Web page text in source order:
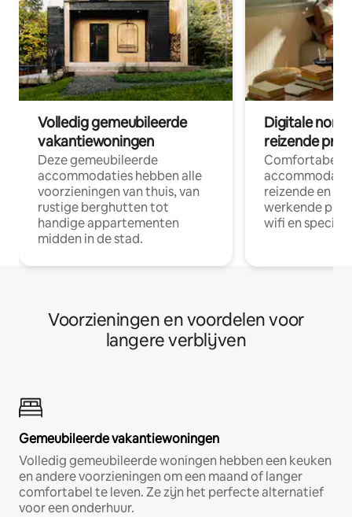
Volledig gemeubileerde
vakantiewoningen
Deze gemeubileerde
accommodaties hebben alle
voorzieningen van thuis, van
rustige berghutten tot
handige appartementen
midden in de stad.
Digitale
reizende
Comfortabele
reizende en
werkende
wifi en
Voorzieningen en voordelen voor
langere verblijven
Gemeubileerde vakantiewoningen
Volledig gemeubileerde woningen hebben een keuken
en andere voorzieningen om een maand of langer
comfortabel te leven. Ze zijn het perfecte alternatief
voor een onderhuur.